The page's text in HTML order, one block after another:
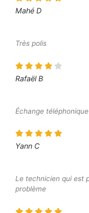
Mahé D
Très polis
Rafaël B
Échange
Yann C
Le technicien qui est
problème